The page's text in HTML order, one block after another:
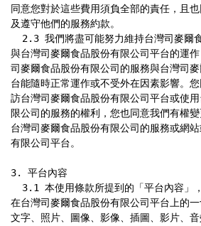
同意您對於這些費用須負全部的責任，且
及遵守他們的服務約款。
與台灣司麥爾食品股份有限公司平台的運
司麥爾食品股份有限公司的服務與台灣司
台能隨時正常運作或不受外在因素影響。
訪台灣司麥爾食品股份有限公司平台或使
限公司的服務的權利，您也同意我們有權
台灣司麥爾食品股份有限公司的服務或網
有限公司平台。
3. 平台內容
在台灣司麥爾食品股份有限公司平台上的
文字、照片、圖像、影像、插圖、影片、